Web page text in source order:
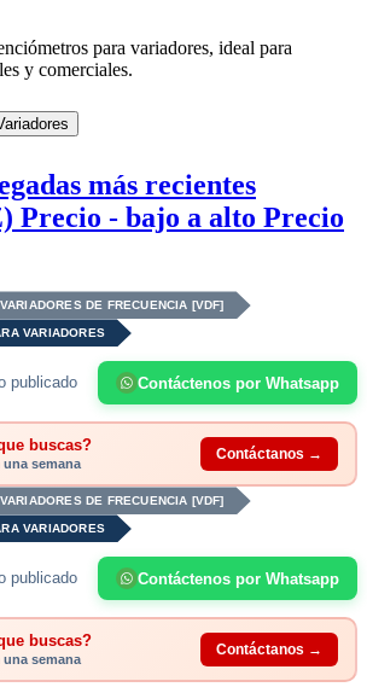
para variadores, ideal para
y comerciales.
más recientes
Precio - bajo a alto Precio
VARIADORES DE FRECUENCIA [VDF]
VARIADORES
publicado Contáctenos por Whatsapp
buscas?
una semana
Contáctanos →
VARIADORES DE FRECUENCIA [VDF]
VARIADORES
publicado Contáctenos por Whatsapp
buscas?
una semana
Contáctanos →